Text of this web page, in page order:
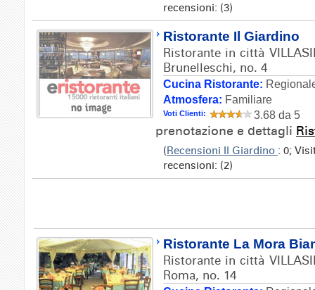
recensioni: (3)
Ristorante Il Giardino
Ristorante in città
Brunelleschi, no. 4
Cucina Ristorante:
Atmosfera: Familiare
Voti Clienti: 3.68 da 5
prenotazione e dettagli
(Recensioni Il Giardino : 0;
recensioni: (2)
Ristorante La Mora
Ristorante in città
Roma, no. 14